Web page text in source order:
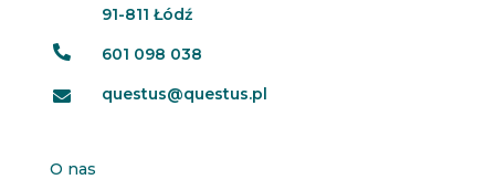
91-811 Łódź
 601 098 038
 questus@questus.pl
O nas